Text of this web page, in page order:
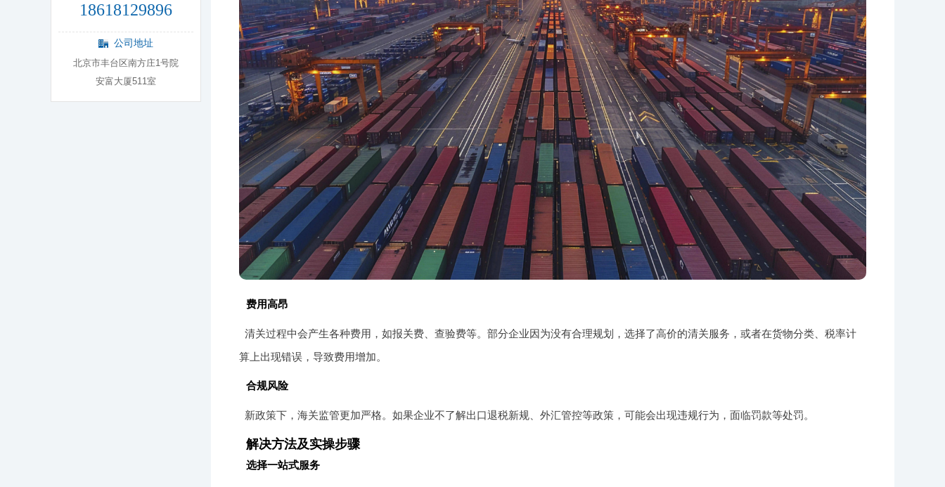
18618129896
公司地址
北京市丰台区南方庄1号院
安富大厦511室
费用高昂
清关过程中会产生各种费用，如报关费、查验费等。部分企业因为没有合理规划，选择了高价的清关服务，或者在货物分类、税率计
算上出现错误，导致费用增加。
合规风险
新政策下，海关监管更加严格。如果企业不了解出口退税新规、外汇管控等政策，可能会出现违规行为，面临罚款等处罚。
解决方法及实操步骤
选择一站式服务